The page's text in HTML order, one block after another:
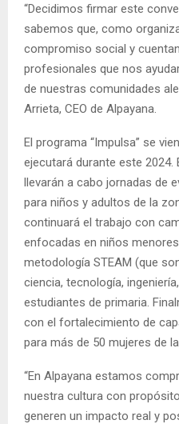
“Decidimos firmar este
sabemos que, como
compromiso social y
profesionales que nos
de nuestras comunidades
Arrieta, CEO de Alpayana.
El programa “Impulsa” se
ejecutará durante este 2024.
llevarán a cabo jornadas de
para niños y adultos de la
continuará el trabajo con
enfocadas en niños
metodología STEAM (que
ciencia, tecnología,
estudiantes de primaria.
con el fortalecimiento de
para más de 50 mujeres de
“En Alpayana estamos
nuestra cultura con
generen un impacto real y